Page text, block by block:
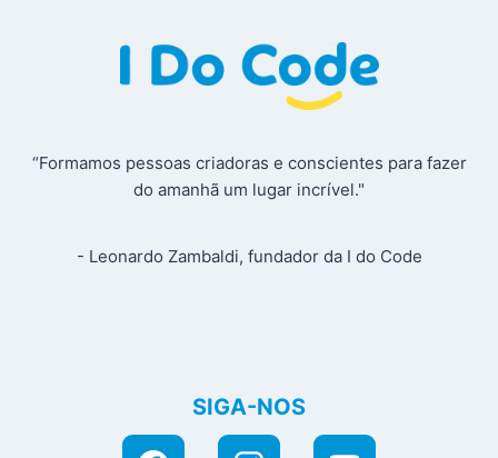
“Formamos pessoas criadoras e conscientes para fazer
do amanhã um lugar incrível."
- Leonardo Zambaldi, fundador da I do Code
SIGA-NOS